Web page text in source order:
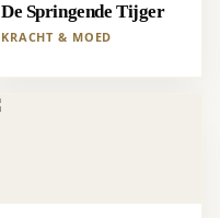
De Springende Tijger
KRACHT & MOED